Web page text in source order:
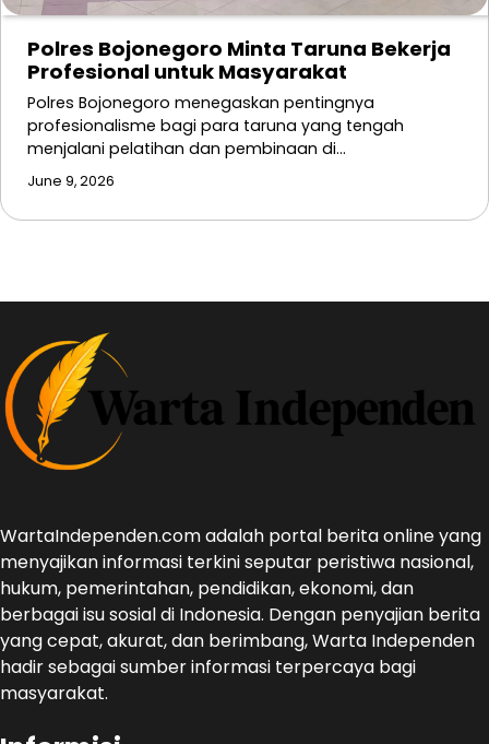
Polres Bojonegoro Minta Taruna Bekerja
Profesional untuk Masyarakat
Polres Bojonegoro menegaskan pentingnya
profesionalisme bagi para taruna yang tengah
menjalani pelatihan dan pembinaan di…
June 9, 2026
WartaIndependen.com adalah portal berita online yang
menyajikan informasi terkini seputar peristiwa nasional,
hukum, pemerintahan, pendidikan, ekonomi, dan
berbagai isu sosial di Indonesia. Dengan penyajian berita
yang cepat, akurat, dan berimbang, Warta Independen
hadir sebagai sumber informasi terpercaya bagi
masyarakat.